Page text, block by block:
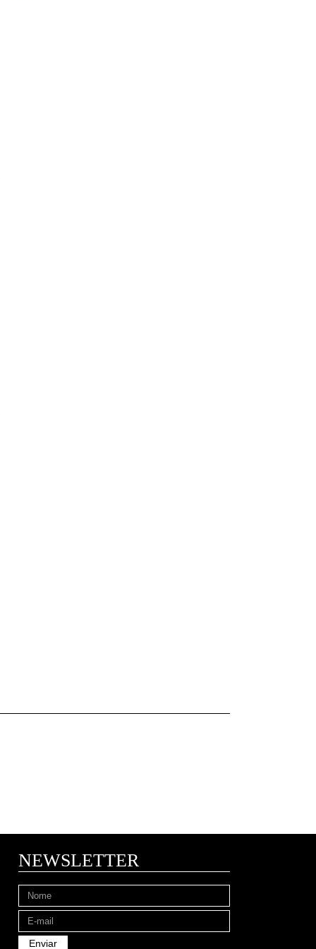
NEWSLETTER